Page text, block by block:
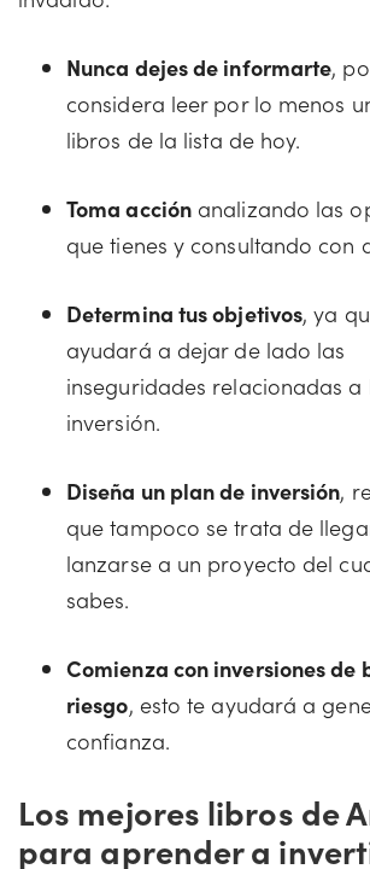
Nunca dejes de informarte,
considera leer por lo menos
libros de la lista de hoy.
Toma acción analizando las
que tienes y consultando con
Determina tus objetivos, ya
ayudará a dejar de lado las
inseguridades relacionadas a
inversión.
Diseña un plan de inversión,
que tampoco se trata de
lanzarse a un proyecto del
sabes.
Comienza con inversiones de
riesgo, esto te ayudará a
confianza.
Los mejores libros de
para aprender a